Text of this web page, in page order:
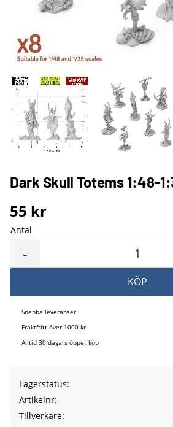
Dark Skull Totems 1:48-
55 kr
Antal
-
KÖP
Snabba leveranser
Fraktfritt över 1000 kr
Alltid 30 dagars öppet köp
Lagerstatus
Artikelnr
Tillverkare